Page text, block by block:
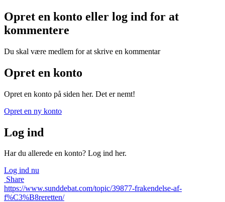
Opret en konto eller log ind for at
kommentere
Du skal være medlem for at skrive en kommentar
Opret en konto
Opret en konto på siden her. Det er nemt!
Opret en ny konto
Log ind
Har du allerede en konto? Log ind her.
Log ind nu
Share
https://www.sunddebat.com/topic/39877-frakendelse-af-
f%C3%B8reretten/